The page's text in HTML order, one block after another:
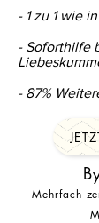
- 1 zu 1 wie
- Soforthilfe
- 87%
Mehrfach